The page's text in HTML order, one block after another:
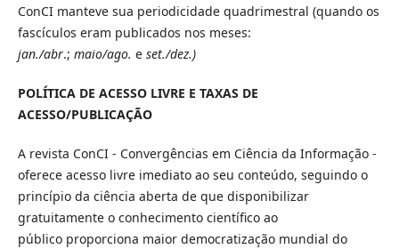
ConCI manteve sua periodicidade quadrimestral (quando os
fascículos eram publicados nos meses:
jan./abr.; maio/ago. e set./dez.)
POLÍTICA DE ACESSO LIVRE E TAXAS DE
ACESSO/PUBLICAÇÃO
A revista ConCI - Convergências em Ciência da Informação -
oferece acesso livre imediato ao seu conteúdo, seguindo o
princípio da ciência aberta de que disponibilizar
gratuitamente o conhecimento científico ao
público proporciona maior democratização mundial do